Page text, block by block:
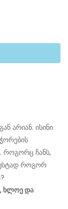
არიან. ისინი
როგორც ჩანს,
როგორ
ხლოე და